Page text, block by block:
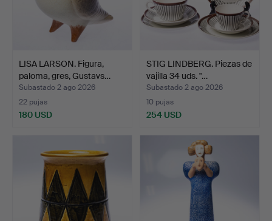
LISA LARSON. Figura,
paloma, gres, Gustavs…
Subastado 2 ago 2026
22 pujas
180 USD
STIG LINDBERG. Piezas de
vajilla 34 uds. "…
Subastado 2 ago 2026
10 pujas
254 USD